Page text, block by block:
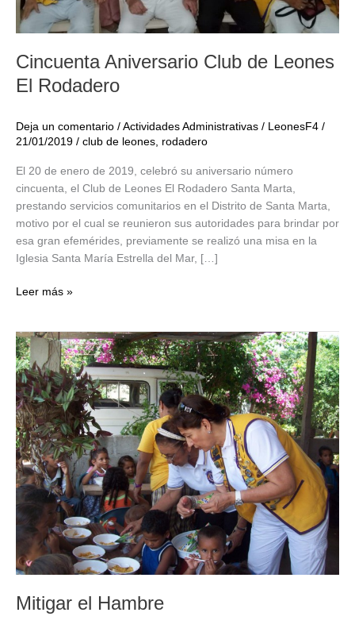
Cincuenta Aniversario Club de Leones
El Rodadero
Deja un comentario / Actividades Administrativas / LeonesF4 /
21/01/2019 / club de leones, rodadero
El 20 de enero de 2019, celebró su aniversario número
cincuenta, el Club de Leones El Rodadero Santa Marta,
prestando servicios comunitarios en el Distrito de Santa Marta,
motivo por el cual se reunieron sus autoridades para brindar por
esa gran efemérides, previamente se realizó una misa en la
Iglesia Santa María Estrella del Mar, […]
Cincuenta
de
Leones
El
Rodadero
Leer más »
Mitigar el Hambre